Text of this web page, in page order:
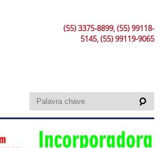
(55) 3375-8899, (55) 99118-
5145, (55) 99119-9065